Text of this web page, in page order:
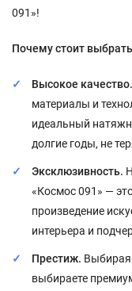
091»!
Почему стоит
Высокое качество.
материалы и
идеальный
долгие годы, не
Эксклюзивность.
«Космос 091» —
произведение
интерьера и
Престиж. Выбирая
выбираете